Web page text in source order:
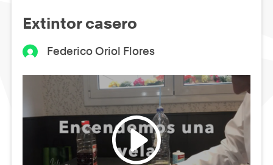
Extintor casero
Federico Oriol Flores